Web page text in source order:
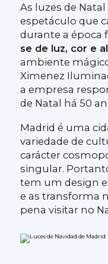
As luzes de
espetáculo que
durante a época
se de luz, cor e
ambiente
Ximenez
a empresa
de Natal há 50
Madrid é uma
variedade de
carácter
singular.
tem um design
e as transforma
pena visitar no